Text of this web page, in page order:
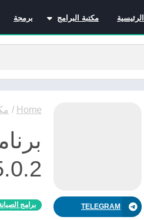
الرئيسية مكتبة البرامج
برامج الانترنت
برامج الوسائط المتعددة
برامج تصفح الإنترنت
مضادات الفيروسات
برمجة
Home
/
برامج TELEGRAM